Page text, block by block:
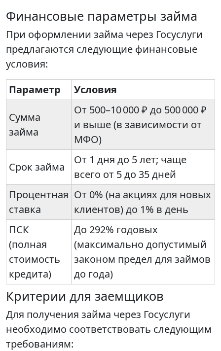
Финансовые параметры займа
При оформлении займа через Госуслуги
предлагаются следующие финансовые
условия:
Параметр
Условия
Сумма
займа
От 500–10 000 ₽ до 500 000 ₽
и выше (в зависимости от
МФО)
Срок займа
От 1 дня до 5 лет; чаще
всего от 5 до 35 дней
Процентная
ставка
От 0% (на акциях для новых
клиентов) до 1% в день
ПСК
(полная
стоимость
кредита)
До 292% годовых
(максимально допустимый
законом предел для займов
до года)
Критерии для заемщиков
Для получения займа через Госуслуги
необходимо соответствовать следующим
требованиям: